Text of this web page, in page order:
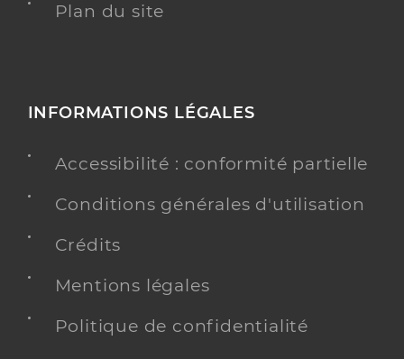
Plan du site
INFORMATIONS LÉGALES
Accessibilité : conformité partielle
Conditions générales d'utilisation
Crédits
Mentions légales
Politique de confidentialité